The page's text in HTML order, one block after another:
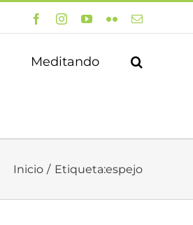
FacebookInstagramYouTube
FlickrCorreo
Meditando
Inicio Etiqueta:espejo